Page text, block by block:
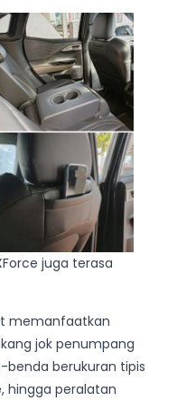
juga terasa
memanfaatkan
jok penumpang
berukuran tipis
hingga peralatan